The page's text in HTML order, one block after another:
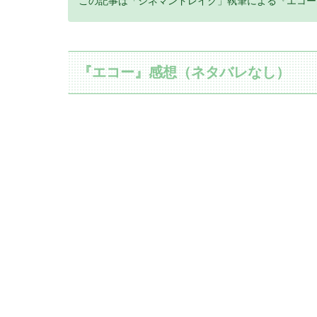
『エコー』感想（ネタバレなし）